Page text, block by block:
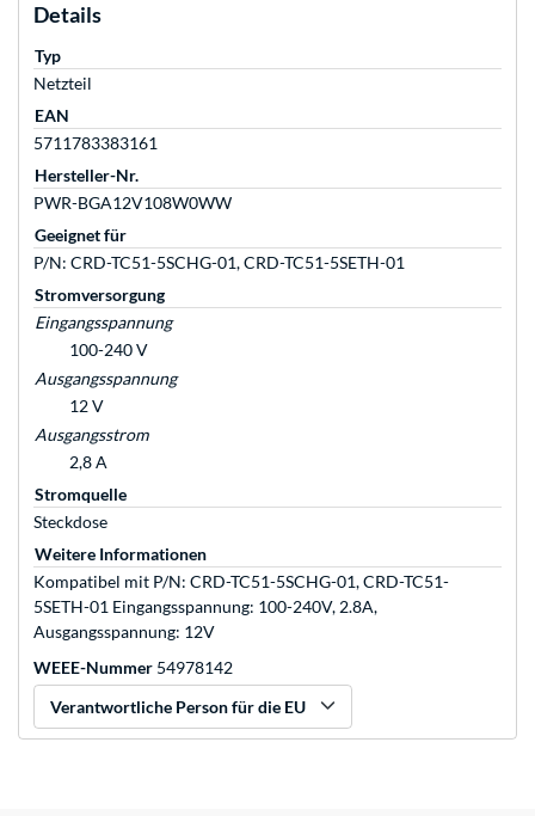
Details
Typ
Netzteil
EAN
5711783383161
Hersteller-Nr.
PWR-BGA12V108W0WW
Geeignet für
P/N: CRD-TC51-5SCHG-01, CRD-TC51-5SETH-01
Stromversorgung
Eingangsspannung
100-240 V
Ausgangsspannung
12 V
Ausgangsstrom
2,8 A
Stromquelle
Steckdose
Weitere Informationen
Kompatibel mit P/N: CRD-TC51-5SCHG-01, CRD-TC51-
5SETH-01 Eingangsspannung: 100-240V, 2.8A,
Ausgangsspannung: 12V
WEEE-Nummer 54978142
Verantwortliche Person für die EU